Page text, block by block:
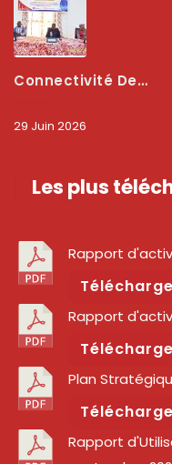
Connectivité Des Territoires : L’ARCEP Et Les Collectivités Territoriales Scellent Un Pacte Stratégique À Bobo-Dioulasso Pour Booster La Qualité Des Réseaux
29 Juin 2026
Les plus
Rapport
Rapport
Plan
Rapport